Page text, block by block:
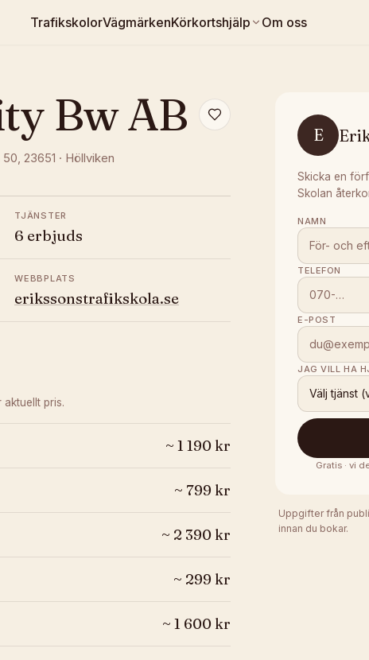
TrafikskolorVägmärkenKörkortshjälp Om oss
Bw AB
50, 23651 · Höllviken
TJÄNSTER
6 erbjuds
WEBBPLATS
erikssonstrafikskola.se
aktuellt pris.
~ 1 190 kr
~ 799 kr
~ 2 390 kr
~ 299 kr
~ 1 600 kr
E
Skicka en
Skolan
NAMN
TELEFON
E-POST
JAG VILL HA
Välj tjänst
Gratis · vi
Uppgifter från
innan du bokar.